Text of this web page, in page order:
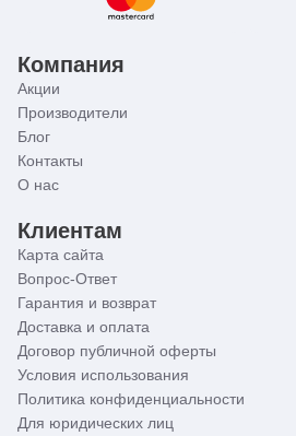
Компания
Акции
Производители
Блог
Контакты
О нас
Клиентам
Карта сайта
Вопрос-Ответ
Гарантия и возврат
Доставка и оплата
Договор публичной оферты
Условия использования
Политика конфиденциальности
Для юридических лиц